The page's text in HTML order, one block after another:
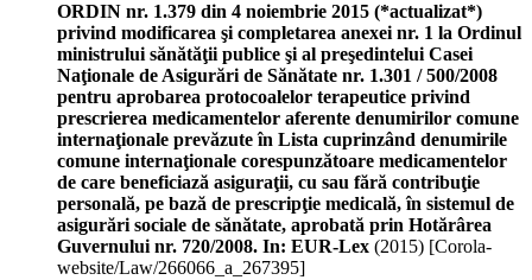
ORDIN nr. 1.379 din 4 noiembrie 2015 (*actualizat*)
privind modificarea şi completarea anexei nr. 1 la Ordinul
ministrului sănătăţii publice şi al preşedintelui Casei
Naţionale de Asigurări de Sănătate nr. 1.301 / 500/2008
pentru aprobarea protocoalelor terapeutice privind
prescrierea medicamentelor aferente denumirilor comune
internaţionale prevăzute în Lista cuprinzând denumirile
comune internaţionale corespunzătoare medicamentelor
de care beneficiază asiguraţii, cu sau fără contribuţie
personală, pe bază de prescripţie medicală, în sistemul de
asigurări sociale de sănătate, aprobată prin Hotărârea
Guvernului nr. 720/2008. In: EUR-Lex (2015) [Corola-
website/Law/266066_a_267395]